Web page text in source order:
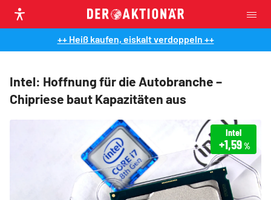
++ Heiß kaufen, eiskalt verdoppeln ++
Intel: Hoffnung für die Autobranche –
Chipriese baut Kapazitäten aus
Intel
+1,59%